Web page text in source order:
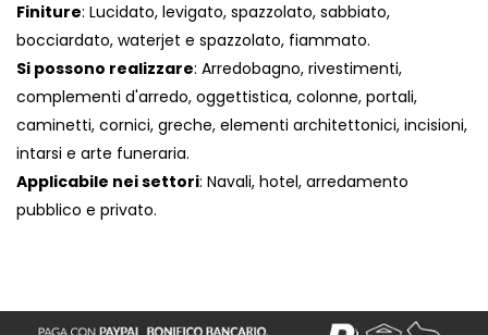
Finiture: Lucidato, levigato, spazzolato, sabbiato,
bocciardato, waterjet e spazzolato, fiammato.
Si possono realizzare: Arredobagno, rivestimenti,
complementi d'arredo, oggettistica, colonne, portali,
caminetti, cornici, greche, elementi architettonici, incisioni,
intarsi e arte funeraria.
Applicabile nei settori: Navali, hotel, arredamento
pubblico e privato.